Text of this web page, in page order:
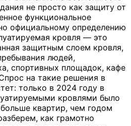
не просто как защиту от
функциональное
официальному определению
кровля — это
защитным слоем кровля,
людей,
спортивных площадок, кафе
на такие решения в
только в 2024 году в
кровлями было
квартир, чем годом
как грамотно